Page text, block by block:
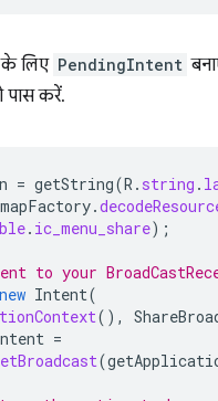
के लिए PendingIntent
पास करें.
= getString(R . string .
.
. ic_menu_share);
to your
new Intent(
(),
=
(